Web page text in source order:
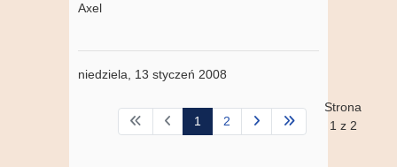
Axel
niedziela, 13 styczeń 2008
1 2
Strona
1 z 2